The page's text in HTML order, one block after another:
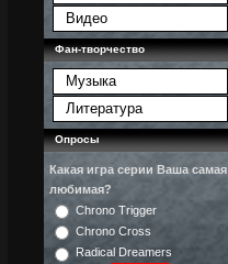
Видео
Фан-творчество
Музыка
Литература
Опросы
Какая игра серии Ваша самая
любимая?
Chrono Trigger
Chrono Cross
Radical Dreamers